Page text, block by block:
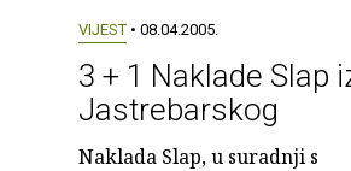
VIJEST• 08.04.2005.
3 + 1 Naklade Slap
Jastrebarskog
Naklada Slap, u suradnji s